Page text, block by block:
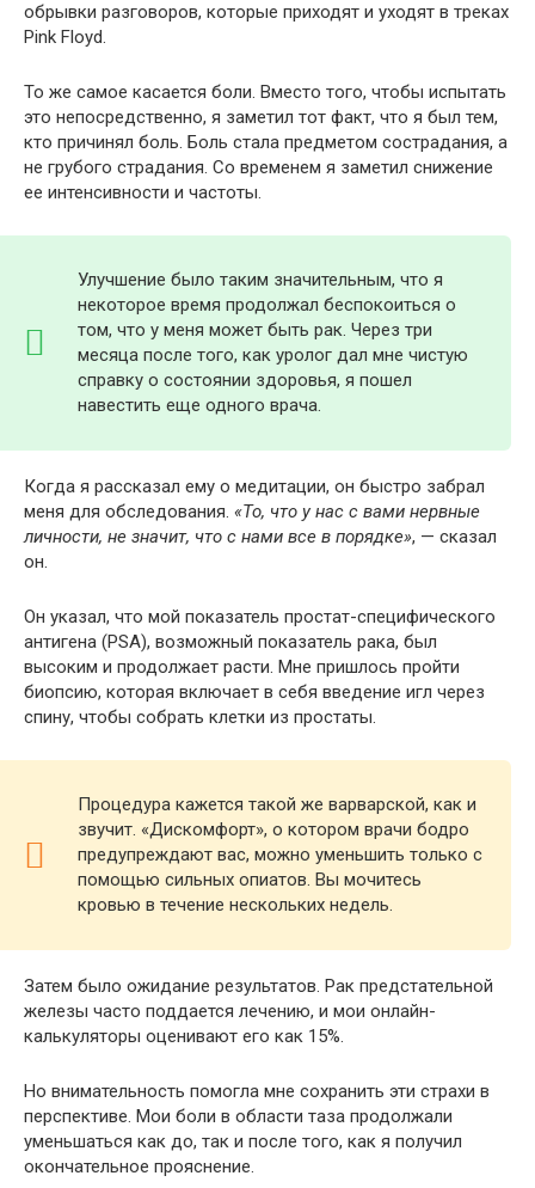
обрывки разговоров, которые приходят и уходят в треках
Pink Floyd.
То же самое касается боли. Вместо того, чтобы испытать
это непосредственно, я заметил тот факт, что я был тем,
кто причинял боль. Боль стала предметом сострадания, а
не грубого страдания. Со временем я заметил снижение
ее интенсивности и частоты.
Улучшение было таким значительным, что я
некоторое время продолжал беспокоиться о
том, что у меня может быть рак. Через три
месяца после того, как уролог дал мне чистую
справку о состоянии здоровья, я пошел
навестить еще одного врача.
Когда я рассказал ему о медитации, он быстро забрал
меня для обследования. «То, что у нас с вами нервные
личности, не значит, что с нами все в порядке», — сказал
он.
Он указал, что мой показатель простат-специфического
антигена (PSA), возможный показатель рака, был
высоким и продолжает расти. Мне пришлось пройти
биопсию, которая включает в себя введение игл через
спину, чтобы собрать клетки из простаты.
Процедура кажется такой же варварской, как и
звучит. «Дискомфорт», о котором врачи бодро
предупреждают вас, можно уменьшить только с
помощью сильных опиатов. Вы мочитесь
кровью в течение нескольких недель.
Затем было ожидание результатов. Рак предстательной
железы часто поддается лечению, и мои онлайн-
калькуляторы оценивают его как 15%.
Но внимательность помогла мне сохранить эти страхи в
перспективе. Мои боли в области таза продолжали
уменьшаться как до, так и после того, как я получил
окончательное прояснение.